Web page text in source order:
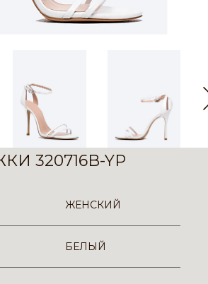
320716B-YP
ЖЕНСКИЙ
БЕЛЫЙ